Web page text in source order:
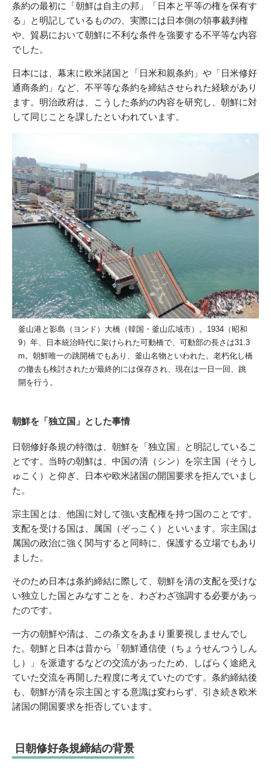
条約の最初に「朝鮮は自主の邦」「日本と平等の権を保有す
る」と明記しているものの、実際には日本側の領事裁判権
や、貿易において朝鮮に不利な条件を強要する不平等な内容
でした。
日本には、幕末に欧米諸国と「日米和親条約」や「日米修好
通商条約」など、不平等な条約を締結させられた経験があり
ます。明治政府は、こうした条約の内容を研究し、朝鮮に対
して同じことを課したといわれています。
釜山港と影島（ヨンド）大橋（韓国・釜山広域市）。1934（昭和
9）年、日本統治時代に架けられた可動橋で、可動部の長さは31.3
m。朝鮮唯一の跳開橋でもあり、釜山名物といわれた。老朽化し橋
の撤去も検討されたが最終的には保存され、現在は一日一回、跳
開を行う。
朝鮮を「独立国」とした事情
日朝修好条規の特徴は、朝鮮を「独立国」と明記しているこ
とです。当時の朝鮮は、中国の清（シン）を宗主国（そうし
ゅこく）と仰ぎ、日本や欧米諸国の開国要求を拒んでいまし
た。
宗主国とは、他国に対して強い支配権を持つ国のことです。
支配を受ける国は、属国（ぞっこく）といいます。宗主国は
属国の政治に強く関与すると同時に、保護する立場でもあり
ました。
そのため日本は条約締結に際して、朝鮮を清の支配を受けな
い独立した国とみなすことを、わざわざ強調する必要があっ
たのです。
一方の朝鮮や清は、この条文をあまり重要視しませんでし
た。朝鮮と日本は昔から「朝鮮通信使（ちょうせんつうしん
し）」を派遣するなどの交流があったため、しばらく途絶え
ていた交流を再開した程度に考えていたのです。条約締結後
も、朝鮮が清を宗主国とする意識は変わらず、引き続き欧米
諸国の開国要求を拒否しています。
日朝修好条規締結の背景